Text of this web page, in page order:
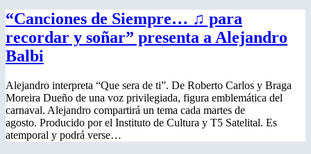
“Canciones de Siempre… ♫ para
recordar y soñar” presenta a Alejandro
Balbi
Alejandro interpreta “Que sera de ti”. De Roberto Carlos y Braga
Moreira Dueño de una voz privilegiada, figura emblemática del
carnaval. Alejandro compartirá un tema cada martes de
agosto. Producido por el Instituto de Cultura y T5 Satelital. Es
atemporal y podrá verse…